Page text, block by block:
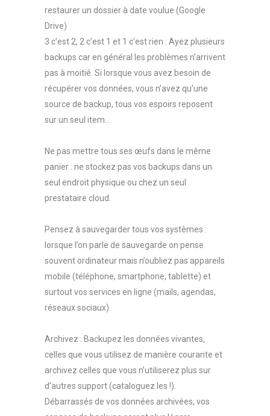
restaurer un dossier à date voulue (Google
Drive)
3 c’est 2, 2 c’est 1 et 1 c’est rien : Ayez plusieurs
backups car en général les problèmes n’arrivent
pas à moitié. Si lorsque vous avez besoin de
récupérer vos données, vous n’avez qu’une
source de backup, tous vos espoirs reposent
sur un seul item…
Ne pas mettre tous ses œufs dans le même
panier : ne stockez pas vos backups dans un
seul endroit physique ou chez un seul
prestataire cloud.
Pensez à sauvegarder tous vos systèmes :
lorsque l’on parle de sauvegarde on pense
souvent ordinateur mais n’oubliez pas appareils
mobile (téléphone, smartphone, tablette) et
surtout vos services en ligne (mails, agendas,
réseaux sociaux).
Archivez : Backupez les données vivantes,
celles que vous utilisez de manière courante et
archivez celles que vous n’utiliserez plus sur
d’autres support (cataloguez les !).
Débarrassés de vos données archivées, vos